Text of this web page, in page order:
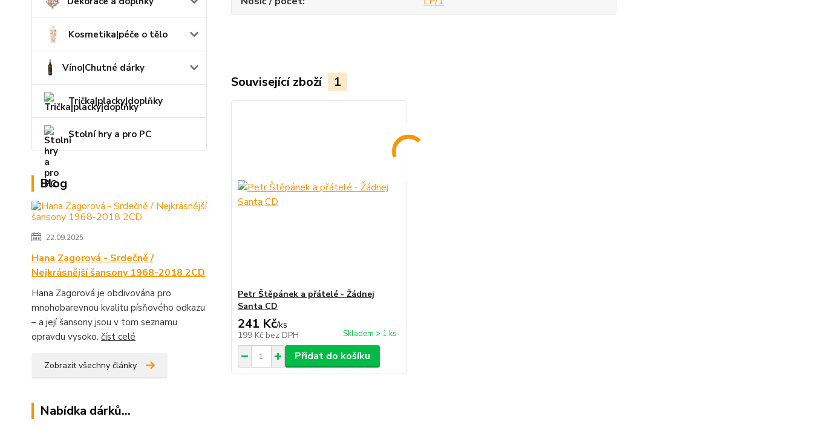
Kosmetika|péče o tělo
Víno|Chutné dárky
Trička|placky|doplňky
Stolní hry a pro PC
Blog
22.09.2025
Hana Zagorová - Srdečně /
Nejkrásnější šansony 1968-2018 2CD
Hana Zagorová je obdivována pro
mnohobarevnou kvalitu písňového odkazu
– a její šansony jsou v tom seznamu
opravdu vysoko. číst celé
Zobrazit všechny články
Nabídka dárků...
Související zboží 1
Petr Štěpánek a přátelé - Žádnej
Santa CD
241 Kč/ks
199 Kč bez DPH Skladem > 1 ks
Přidat do košíku